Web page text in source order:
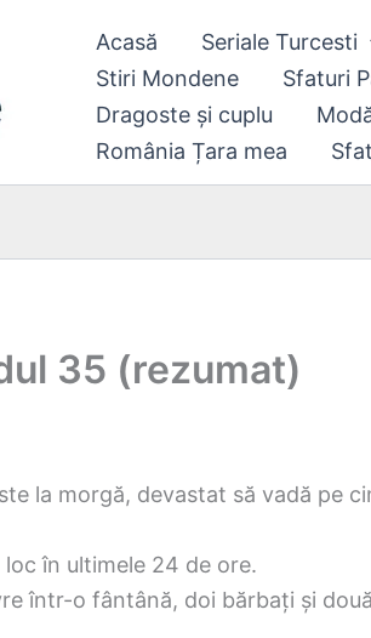
Acasă Seriale Turcesti
Stiri Mondene
Sfaturi
Dragoste și cuplu
România Țara mea
35 (rezumat)
la morgă, devastat să vadă pe
în ultimele 24 de ore.
într-o fântână, doi bărbați și